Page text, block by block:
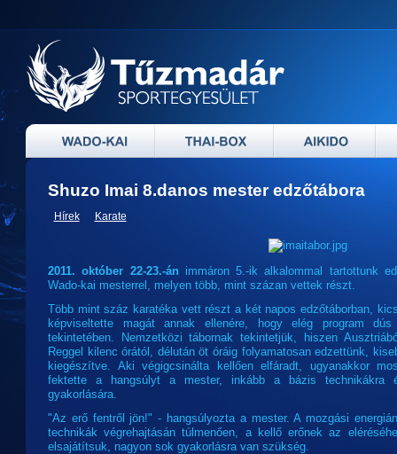
Shuzo Imai 8.danos mester edzőtábora
Hírek Karate
2011. október 22-23.-án immáron 5.-ik alkalommal tartottunk
Wado-kai mesterrel, melyen több, mint százan vettek részt.
Több mint száz karatéka vett részt a két napos edzőtáborban,
képviseltette magát annak ellenére, hogy elég program
tekintetében. Nemzetközi tábornak tekintetjük, hiszen
Reggel kilenc órától, délután öt óráig folyamatosan edzettünk,
kiegészítve. Aki végigcsinálta kellően elfáradt, ugyanakkor
fektette a hangsúlyt a mester, inkább a bázis technikákra
gyakorlására.
"Az erő fentről jön!" - hangsúlyozta a mester. A mozgási
technikák végrehajtásán túlmenően, a kellő erőnek az
elsajátítsuk, nagyon sok gyakorlásra van szükség.